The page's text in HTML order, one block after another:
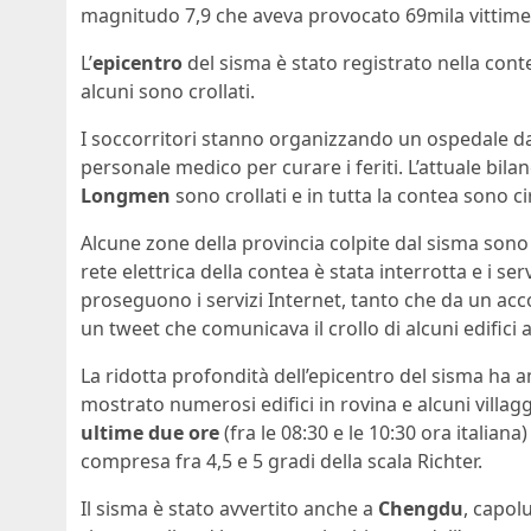
magnitudo 7,9 che aveva provocato 69mila
L’epicentro del sisma è stato registrato nella
alcuni sono crollati.
I soccorritori stanno organizzando un ospedale
personale medico per curare i feriti. L’attuale
Longmen sono crollati e in tutta la contea sono
Alcune zone della provincia colpite dal sisma
rete elettrica della contea è stata interrotta e i
proseguono i servizi Internet, tanto che da un
un tweet che comunicava il crollo di alcuni edifici
La ridotta profondità dell’epicentro del sisma ha
mostrato numerosi edifici in rovina e alcuni
ultime due ore(fra le 08:30 e le 10:30 ora
compresa fra 4,5 e 5 gradi della scala Richter.
Il sisma è stato avvertito anche a Chengdu,